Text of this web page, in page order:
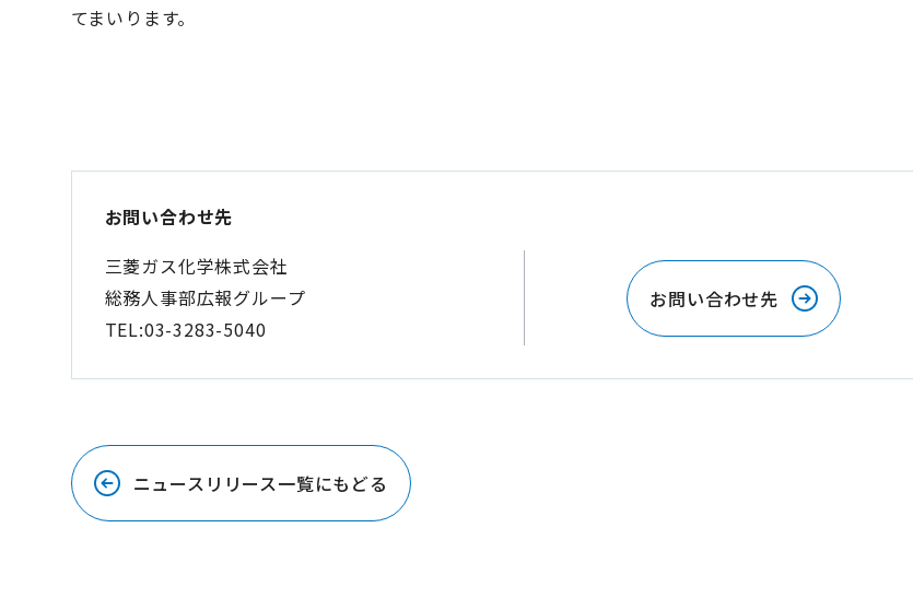
てまいります。
お問い合わせ先
三菱ガス化学株式会社
総務人事部広報グループ
TEL:03-3283-5040
お問い合わせ先
ニュースリリース一覧にもどる